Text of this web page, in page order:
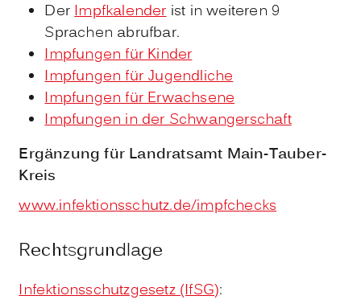
DerImpfkalenderist in weiteren 9
Sprachen abrufbar.
Impfungen für Kinder
Impfungen für Jugendliche
Impfungen für Erwachsene
Impfungen in der Schwangerschaft
Ergänzung für Landratsamt Main-Tauber-
Kreis
www.infektionsschutz.de/impfchecks
Rechtsgrundlage
Infektionsschutzgesetz (IfSG):